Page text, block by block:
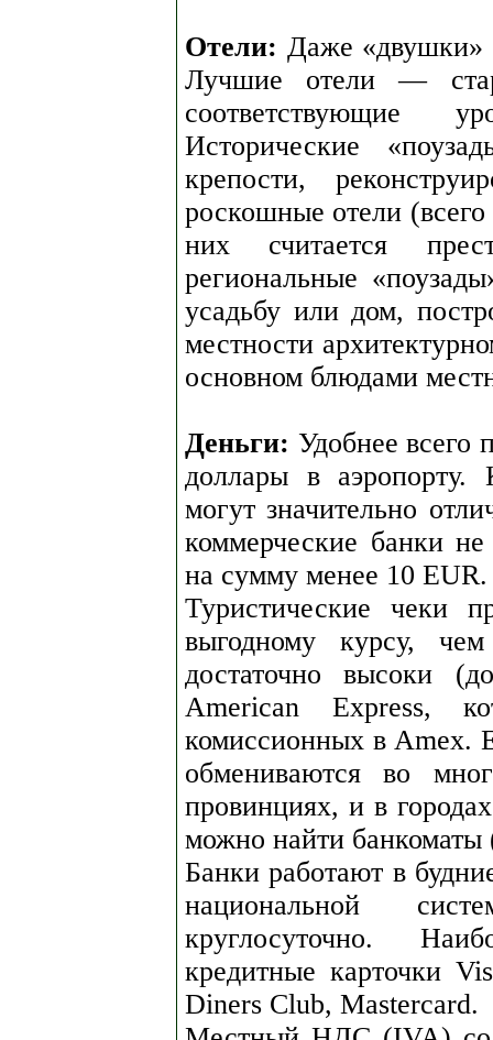
Отели: Даже «двушки»
Лучшие отели —
соответствующие
Исторические
крепости,
роскошные отели
них считается
региональные
усадьбу или дом,
местности
основном блюдами
Деньги: Удобнее всего
доллары в
могут значительно
коммерческие банки
на сумму менее 10 EUR.
Туристические чеки
выгодному курсу,
достаточно высоки
American Express,
комиссионных в Amex.
обмениваются во
провинциях, и в
можно найти банкоматы
Банки работают в
национальной
круглосуточно.
кредитные карточки
Diners Club, Mastercard.